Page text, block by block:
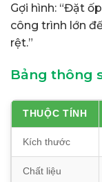
Gợi hình: “Đặt
công trình lớn
rệt.”
Bảng thông
THUỘC TÍNH
Kích thước
Chất liệu